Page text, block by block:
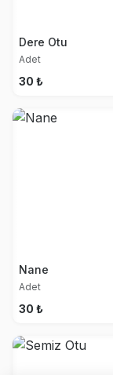
Dere Otu
Adet
30 ₺
Nane
Adet
30 ₺